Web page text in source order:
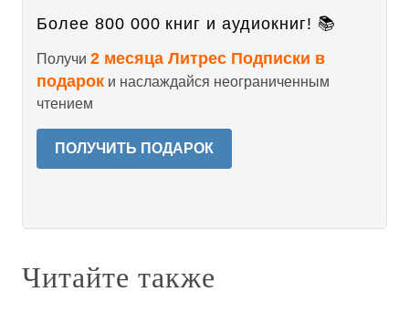
Более 800 000 книг и аудиокниг! 📚
Получи 2 месяца Литрес Подписки в
подарок и наслаждайся неограниченным
чтением
ПОЛУЧИТЬ ПОДАРОК
Читайте также